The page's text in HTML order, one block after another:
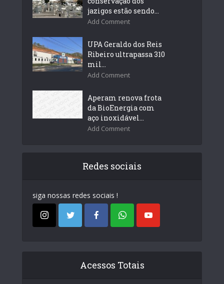
jazigos estão sendo...
Add Comment
UPA Geraldo dos Reis
Ribeiro ultrapassa 310
mil...
Add Comment
Aperam renova frota
da BioEnergia com
aço inoxidável...
Add Comment
Redes sociais
siga nossas redes sociais !
Acessos Totais